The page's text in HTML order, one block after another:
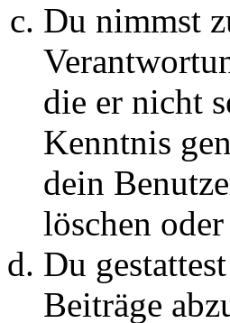
Du nimmst
die er nicht
Kenntnis
dein
löschen
Du
Beiträge